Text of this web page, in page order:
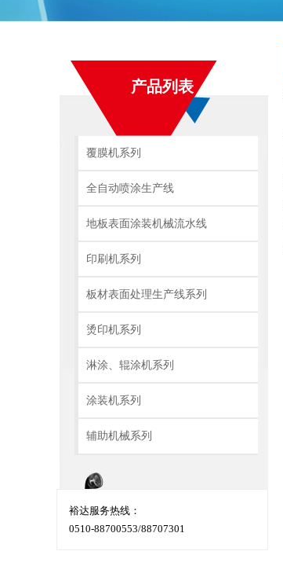
产品列表
覆膜机系列
全自动喷涂生产线
地板表面涂装机械流水线
印刷机系列
板材表面处理生产线系列
烫印机系列
淋涂、辊涂机系列
涂装机系列
辅助机械系列
裕达服务热线：
0510-88700553/88707301